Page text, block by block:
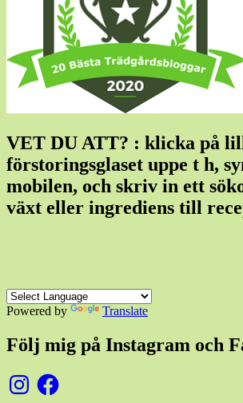
VET DU ATT? : klicka på
förstoringsglaset uppe t h,
mobilen, och skriv in ett
växt eller ingrediens till
Powered by Translate
Följ mig på Instagram och
InstagramFacebook